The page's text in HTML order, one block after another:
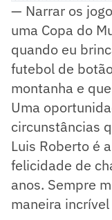
— Narrar os
uma Copa do
quando eu
futebol de
montanha e
Uma
circunstâncias
Luis Roberto é
felicidade de
anos. Sempre
maneira